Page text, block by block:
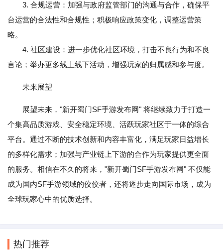
3. 合规运营：加强与政府监管部门的沟通与合作，确保平
台运营的合法性和合规性；积极响应政策变化，调整运营策
略。
4. 社区建设：进一步优化社区环境，打击不良行为和不良
言论；举办更多线上线下活动，增强玩家的归属感和参与度。
未来展望
展望未来，"新开蜀门SF手游发布网" 将继续致力于打造一
个集高品质游戏、安全稳定环境、活跃玩家社区于一体的综合
平台。通过不断的技术创新和内容丰富化，满足玩家日益增长
的多样化需求；加强与产业链上下游的合作为玩家提供更全面
的服务。相信在不久的将来，"新开蜀门SF手游发布网" 不仅能
成为国内SF手游领域的佼佼者，还将逐步走向国际市场，成为
全球玩家心中的优质选择。
热门推荐